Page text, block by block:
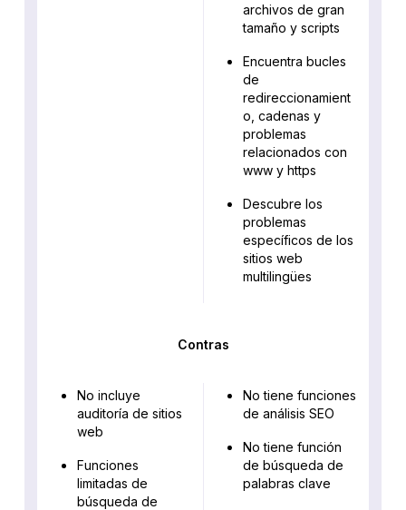
archivos de gran
tamaño y scripts
Encuentra bucles
de
redireccionamient
o, cadenas y
problemas
relacionados con
www y https
Descubre los
problemas
específicos de los
sitios web
multilingües
Contras
No incluye
auditoría de sitios
web
Funciones
limitadas de
búsqueda de
No tiene funciones
de análisis SEO
No tiene función
de búsqueda de
palabras clave